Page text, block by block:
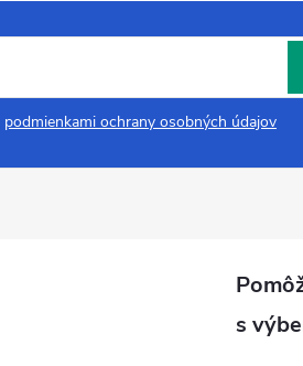
podmienkami ochrany osobných údajov